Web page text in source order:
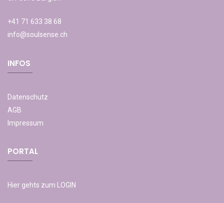
+41 71 633 38 68
info@soulsense.ch
INFOS
Datenschutz
AGB
Impressum
PORTAL
Hier gehts zum LOGIN